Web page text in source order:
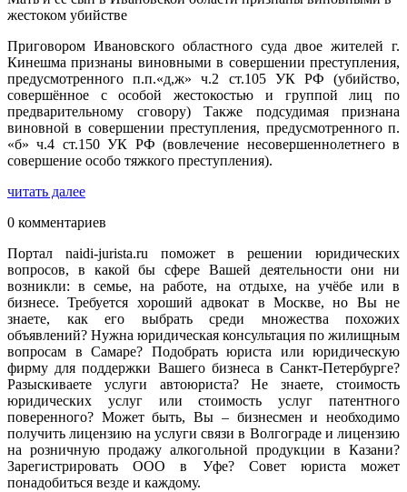
жестоком убийстве
Приговором Ивановского областного суда двое жителей г.
Кинешма признаны виновными в совершении преступления,
предусмотренного п.п.«д,ж» ч.2 ст.105 УК РФ (убийство,
совершённое с особой жестокостью и группой лиц по
предварительному сговору) Также подсудимая признана
виновной в совершении преступления, предусмотренного п.
«б» ч.4 ст.150 УК РФ (вовлечение несовершеннолетнего в
совершение особо тяжкого преступления).
читать далее
0 комментариев
Портал naidi-jurista.ru поможет в решении юридических
вопросов, в какой бы сфере Вашей деятельности они ни
возникли: в семье, на работе, на отдыхе, на учёбе или в
бизнесе. Требуется хороший адвокат в Москве, но Вы не
знаете, как его выбрать среди множества похожих
объявлений? Нужна юридическая консультация по жилищным
вопросам в Самаре? Подобрать юриста или юридическую
фирму для поддержки Вашего бизнеса в Санкт-Петербурге?
Разыскиваете услуги автоюриста? Не знаете, стоимость
юридических услуг или стоимость услуг патентного
поверенного? Может быть, Вы – бизнесмен и необходимо
получить лицензию на услуги связи в Волгограде и лицензию
на розничную продажу алкогольной продукции в Казани?
Зарегистрировать ООО в Уфе? Совет юриста может
понадобиться везде и каждому.